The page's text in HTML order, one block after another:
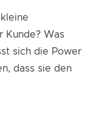
Kunde? Was
sich die Power
dass sie den